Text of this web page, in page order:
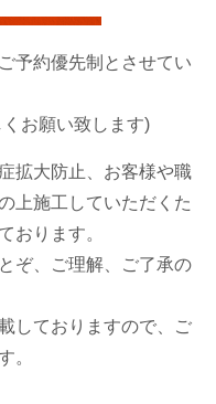
予約優先制とさせてい
お願い致します)
拡大防止、お客様や職
上施工していただくた
おります。
ぞ、ご理解、ご了承の
しておりますので、ご
。